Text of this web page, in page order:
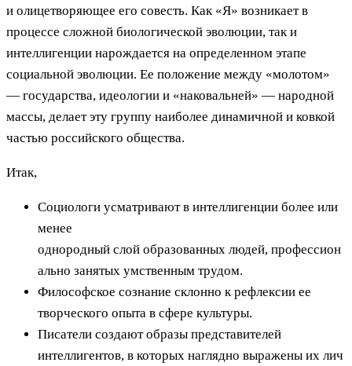
и олицетворяющее его совесть. Как «Я» возникает в
процессе сложной биологической эволюции, так и
интеллигенции нарождается на определенном этапе
социальной эволюции. Ее положение между «молотом»
— государства, идеологии и «наковальней» — народной
массы, делает эту группу наиболее динамичной и ковкой
частью российского общества.
Итак,
Социологи усматривают в интеллигенции более или
менее
однородный слой образованных людей, профессион
ально занятых умственным трудом.
Философское сознание склонно к рефлексии ее
творческого опыта в сфере культуры.
Писатели создают образы представителей
интеллигентов, в которых наглядно выражены их лич